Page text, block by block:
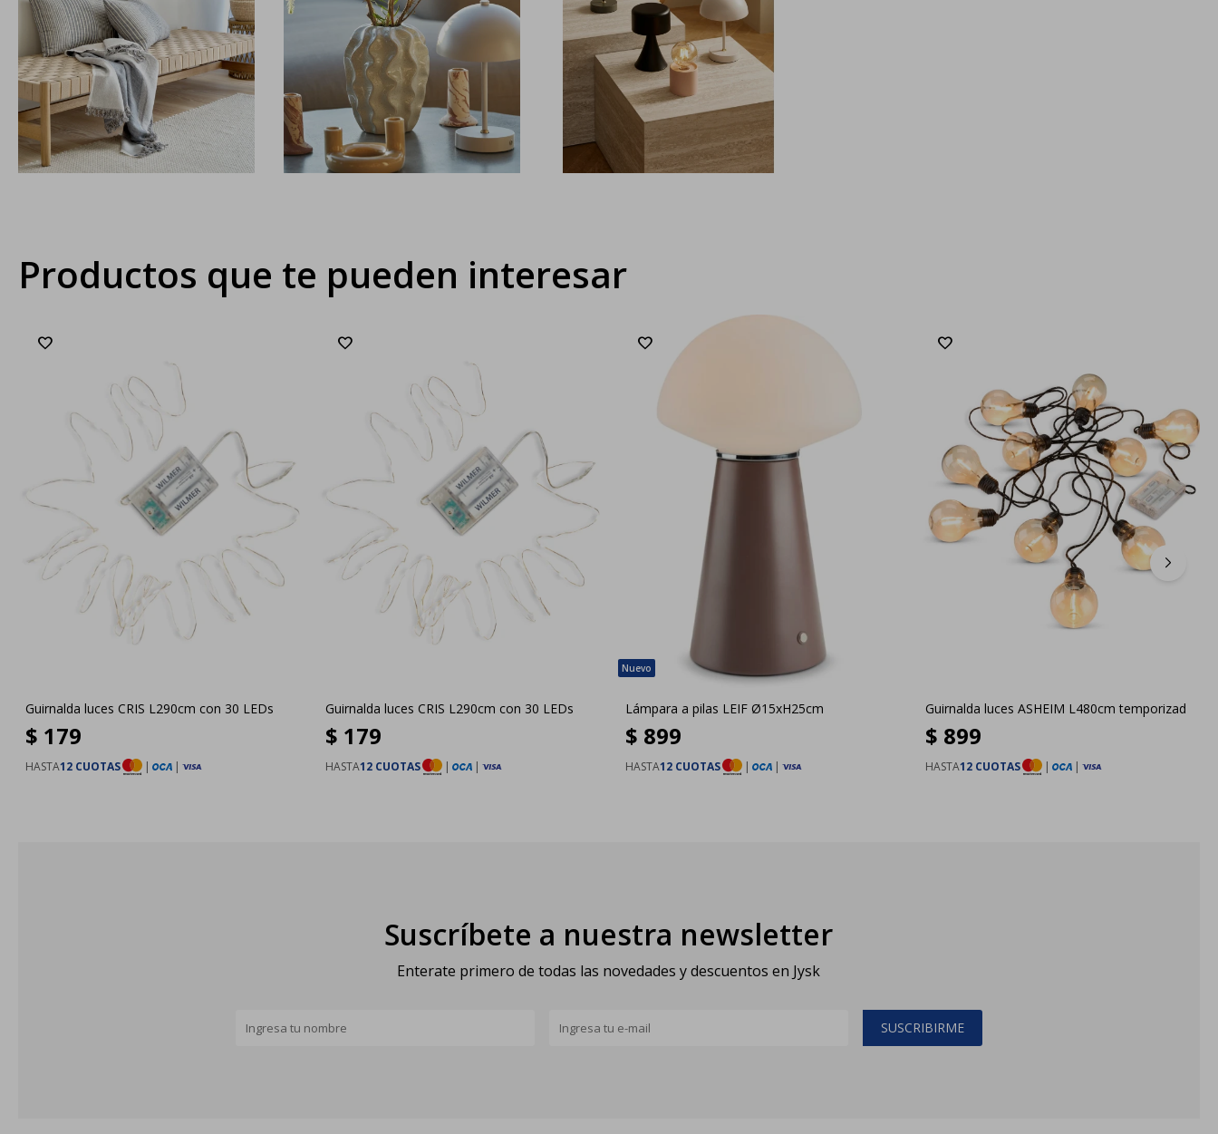
Productos que te pueden interesar
Guirnalda luces CRIS L290cm con 30 LEDs
$ 179
HASTA12 CUOTAS | |
Guirnalda luces CRIS L290cm con 30 LEDs
$ 179
HASTA12 CUOTAS | |
Lámpara a pilas LEIF Ø15xH25cm
$ 899
HASTA12 CUOTAS | |
Guirnalda luces ASHEIM L480cm temporizad
$ 899
HASTA12 CUOTAS | |
Suscríbete a nuestra newsletter
Enterate primero de todas las novedades y descuentos en Jysk
SUSCRIBIRME